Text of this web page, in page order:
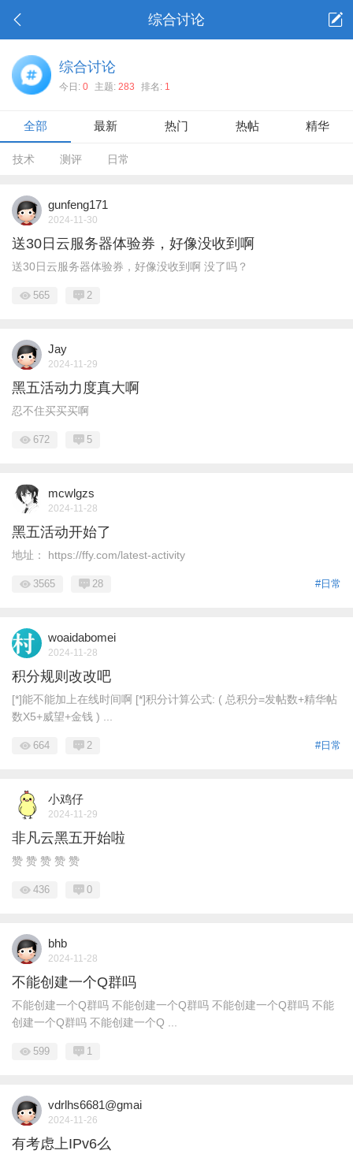
综合讨论
综合讨论
今日: 0 主题: 283 排名: 1
全部 最新 热门 热帖 精华
技术 测评 日常
gunfeng171
2024-11-30
送30日云服务器体验券，好像没收到啊
送30日云服务器体验券，好像没收到啊 没了吗？
565 2
Jay
2024-11-29
黑五活动力度真大啊
忍不住买买买啊
672 5
mcwlgzs
2024-11-28
黑五活动开始了
地址： https://ffy.com/latest-activity
#日常
3565 28
woaidabomei
2024-11-28
积分规则改改吧
[*]能不能加上在线时间啊 [*]积分计算公式: ( 总积分=发帖数+精华帖
数X5+威望+金钱 ) ...
#日常
664 2
小鸡仔
2024-11-29
非凡云黑五开始啦
赞 赞 赞 赞 赞
436 0
bhb
2024-11-28
不能创建一个Q群吗
不能创建一个Q群吗 不能创建一个Q群吗 不能创建一个Q群吗 不能
创建一个Q群吗 不能创建一个Q ...
599 1
vdrlhs6681@gmai
2024-11-26
有考虑上IPv6么